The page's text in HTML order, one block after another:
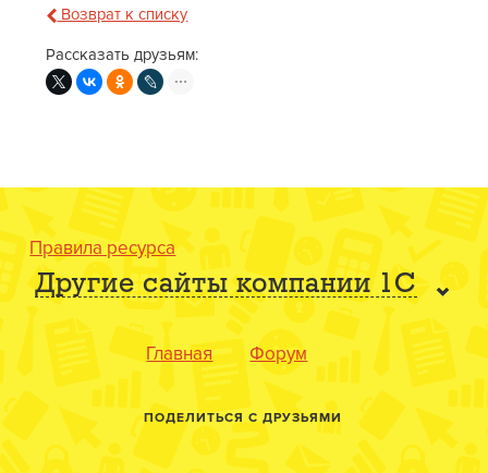
Возврат к списку
Рассказать друзьям:
Правила ресурса
Другие сайты компании 1С
Главная Форум
ПОДЕЛИТЬСЯ С ДРУЗЬЯМИ